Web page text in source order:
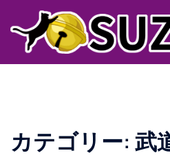
ン
カテゴリー: 武